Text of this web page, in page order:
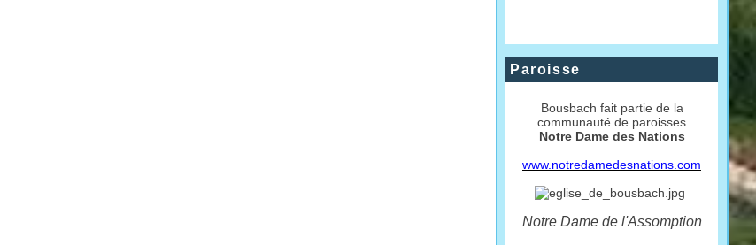
Paroisse
Bousbach fait partie de la
communauté de paroisses
Notre Dame des Nations
www.notredamedesnations.com
Notre Dame de l'Assomption